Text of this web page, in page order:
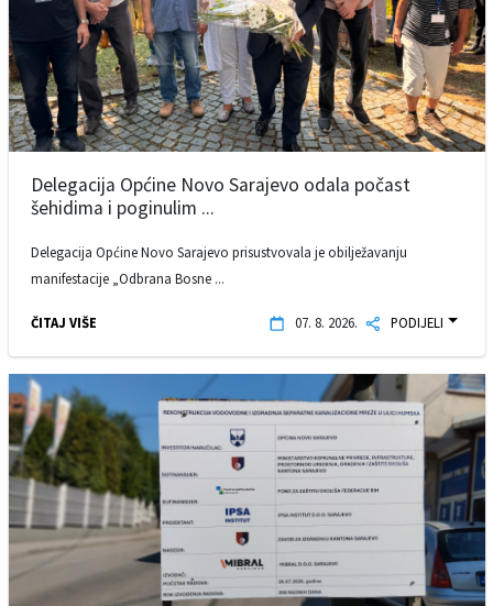
Delegacija Općine Novo Sarajevo odala počast
šehidima i poginulim ...
Delegacija Općine Novo Sarajevo prisustvovala je obilježavanju
manifestacije „Odbrana Bosne ...
ČITAJ VIŠE 07. 8. 2026. PODIJELI